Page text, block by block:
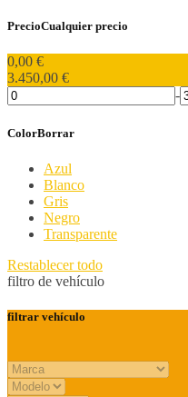
PrecioCualquier precio
0,00 €
3.450,00 €
-
ColorBorrar
Azul
Blanco
Gris
Negro
Transparente
Restablecer todo
filtro de vehículo
filtrar vehículo